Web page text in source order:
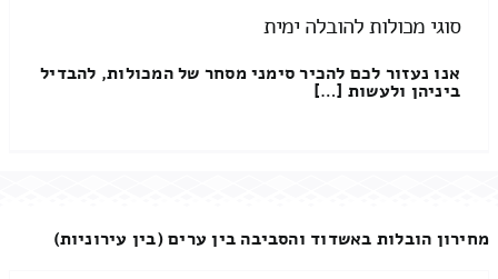
סוגי מכולות להובלה ימית
אנו נעזור לכם להכיר סימני מסחר של המכולות, להבדיל
ביניהן ולעשות […]
מחירון הובלות באשדוד והסביבה בין ערים (בין עירוניות)